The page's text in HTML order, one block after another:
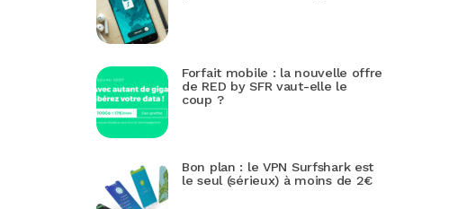
Forfait mobile : la nouvelle offre
de RED by SFR vaut-elle le
coup ?
Bon plan : le VPN Surfshark est
le seul (sérieux) à moins de 2€